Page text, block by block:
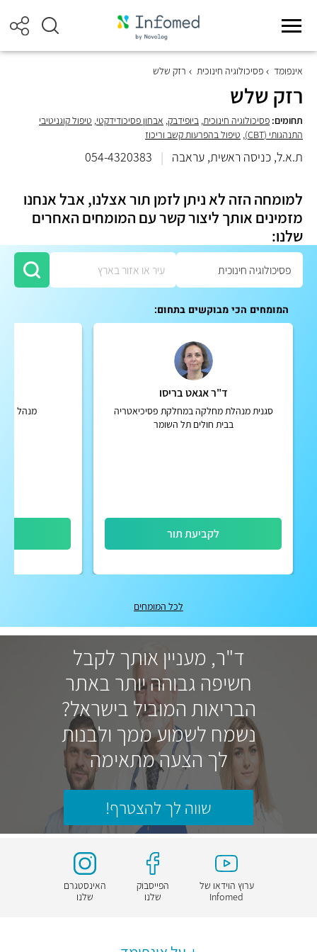
אינפומד פסיכולוגיה חינוכית רזק שלש
רזק שלש
תחומים: פסיכולוגיה חינוכית, ביופידבק, אבחון פסיכודידקטי, טיפול קוגניטיבי
התנהגותי (CBT)
, טיפול בהפרעות קשב וריכוז
ת.א.ל, כניסה ראשית, עראבה |
054-4320383
למומחה הזה לא ניתן לזמן תור אצלנו, אבל אנחנו
מזמינים אותך ליצור קשר עם המומחים האחרים
שלנו:
המומחים הכי מבוקשים בתחום:
ד"ר אגאט בריסו
סגנית מנהלת מחלקה במחלקת פסיכיאטריה
בבית חולים תל השומר
לקביעת תור
מנהל
לכל המומחים
ד"ר, מעניין אותך לקבל
חשיפה גבוהה יותר באתר
הבריאות המוביל בישראל?
נשמח לשמוע ממך ולבנות
לך הצעה מתאימה
שווה לך להצטרף!
ערוץ הוידאו של
Infomed
הפייסבוק
שלנו
האינסטגרם
שלנו